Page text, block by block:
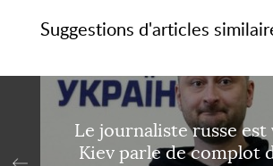
Suggestions d'articles
Le journaliste russe est
Kiev parle de complot